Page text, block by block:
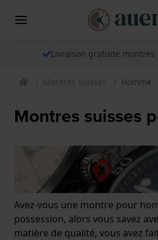
Livraison gratuite montres
Montres suisses Homme
Montres suisses
Avez-vous une montre pour
possession, alors vous savez
matière de qualité, vous avez